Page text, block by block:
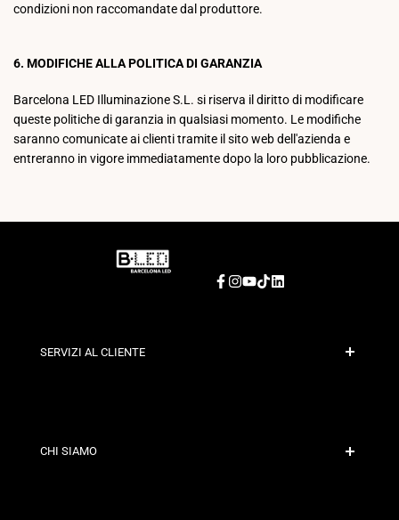
condizioni non raccomandate dal produttore.
6. MODIFICHE ALLA POLITICA DI GARANZIA
Barcelona LED Illuminazione S.L. si riserva il diritto di modificare
queste politiche di garanzia in qualsiasi momento. Le modifiche
saranno comunicate ai clienti tramite il sito web dell'azienda e
entreranno in vigore immediatamente dopo la loro pubblicazione.
Facebook
Instagram
YouTube
TikTokLinkedIn
SERVIZI AL CLIENTE
Contatto
CHI SIAMO